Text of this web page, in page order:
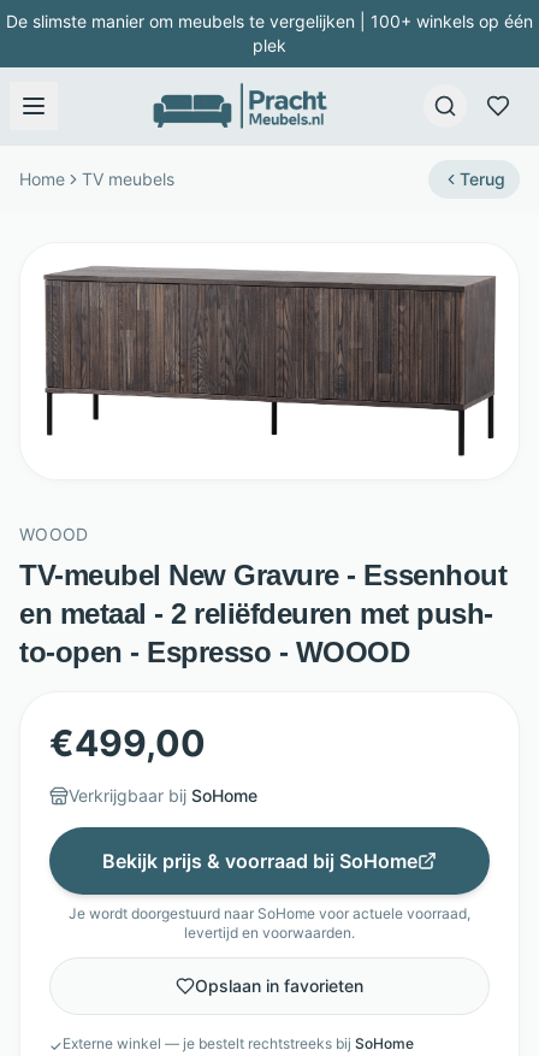
De slimste manier om meubels te vergelijken | 100+ winkels op één
plek
Home TV meubels Terug
WOOOD
TV-meubel New Gravure - Essenhout
en metaal - 2 reliëfdeuren met push-
to-open - Espresso - WOOOD
€499,00
Verkrijgbaar bij SoHome
Bekijk prijs & voorraad bij SoHome
Je wordt doorgestuurd naar SoHome voor actuele voorraad,
levertijd en voorwaarden.
Opslaan in favorieten
✓Externe winkel — je bestelt rechtstreeks bij SoHome